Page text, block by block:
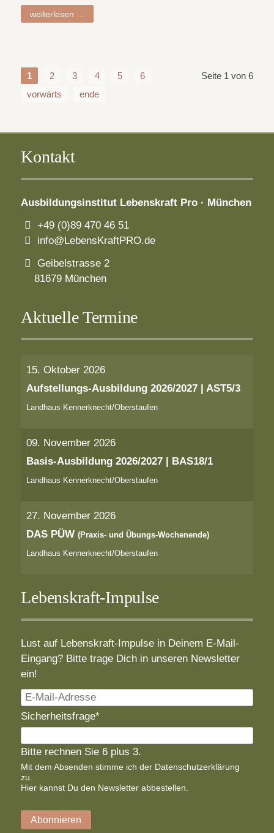
weiterlesen …
Seite 1 von 6
1 2 3 4 5
6
vorwärts
ende
Kontakt
Ausbildungsinstitut Lebenskraft Pro · München
+49 (0)89 470 46 51
info@LebensKraftPRO.de
Geibelstrasse 2
81679 München
Aktuelle Termine
15. Oktober 2026
Aufstellungs-Ausbildung 2026/2027 | AST5/3
Landhaus Kennerknecht/Oberstaufen
09. November 2026
Basis-Ausbildung 2026/2027 | BAS18/1
Landhaus Kennerknecht/Oberstaufen
27. November 2026
DAS PÜW(Praxis- und Übungs-Wochenende)
Landhaus Kennerknecht/Oberstaufen
Lebenskraft-Impulse
Lust auf Lebenskraft-Impulse in Deinem E-Mail-
Eingang? Bitte trage Dich in unseren Newsletter
ein!
E-
Mail-
Adresse
Pflichtfeld
Sicherheitsfrage*
Bitte rechnen Sie 6 plus 3.
Mit dem Absenden stimme ich der Datenschutzerklärung
zu.
Hier kannst Du den Newsletter abbestellen.
Abonnieren